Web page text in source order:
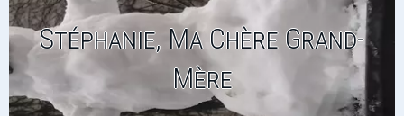
Stéphanie, Ma Chère Grand-
Mère